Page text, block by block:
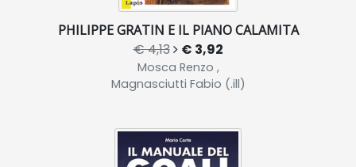
PHILIPPE GRATIN E IL PIANO CALAMITA
€ 4,13 € 3,92
Mosca Renzo ,
Magnasciutti Fabio (.ill)